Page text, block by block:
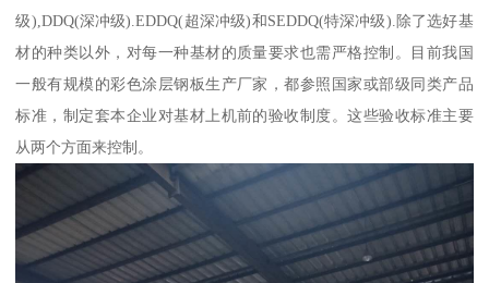
级),DDQ(深冲级).EDDQ(超深冲级)和SEDDQ(特深冲级).除了选好基
材的种类以外，对每一种基材的质量要求也需严格控制。目前我国
一般有规模的彩色涂层钢板生产厂家，都参照国家或部级同类产品
标准，制定套本企业对基材上机前的验收制度。这些验收标准主要
从两个方面来控制。